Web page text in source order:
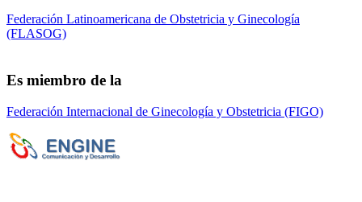
Federación Latinoamericana de Obstetricia y Ginecología
(FLASOG)
Es miembro de la
Federación Internacional de Ginecología y Obstetricia (FIGO)